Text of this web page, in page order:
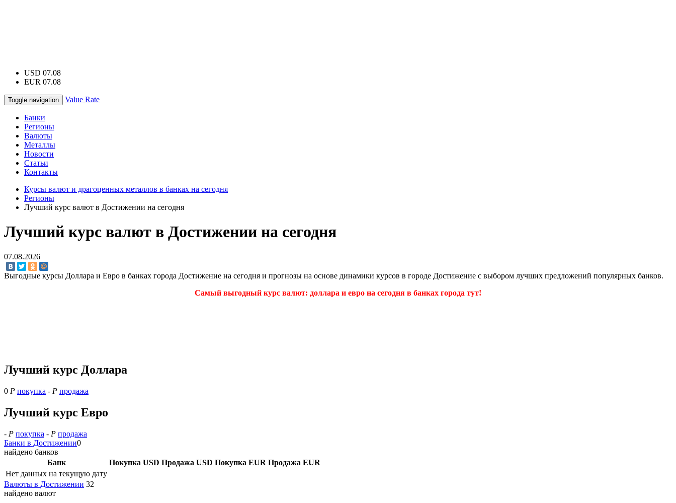
USD 07.08
EUR 07.08
Toggle navigation Value Rate
Банки
Регионы
Валюты
Металлы
Новости
Статьи
Контакты
Курсы валют и драгоценных металлов в банках на сегодня
Регионы
Лучший курс валют в Достижении на сегодня
Лучший курс валют в Достижении на сегодня
07.08.2026
Выгодные курсы Доллара и Евро в банках города Достижение на сегодня и прогнозы на основе динамики курсов в городе Достижение с выбором лучших предложений популярных банков.
Самый выгодный курс валют: доллара и евро на сегодня в банках города тут!
Лучший курс Доллара
0 Р покупка - Р продажа
Лучший курс Евро
- Р покупка - Р продажа
Банки в Достижении0
найдено банков
Банк
Покупка USD Продажа USD Покупка EUR Продажа EUR
Нет данных на текущую дату
Валюты в Достижении 32
найдено валют